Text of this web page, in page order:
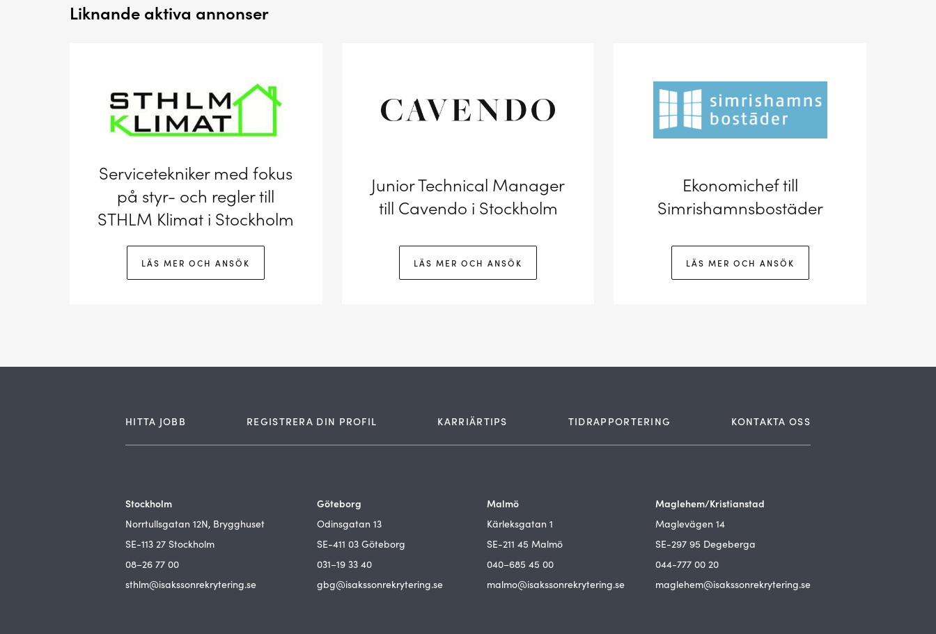
Liknande aktiva annonser
Servicetekniker med fokus
på styr- och regler till
STHLM Klimat i Stockholm
LÄS MER OCH ANSÖK
Junior Technical Manager
till Cavendo i Stockholm
LÄS MER OCH ANSÖK
Ekonomichef till
Simrishamnsbostäder
LÄS MER OCH ANSÖK
HITTA JOBB REGISTRERA DIN PROFIL KARRIÄRTIPS TIDRAPPORTERING KONTAKTA OSS
Stockholm
Norrtullsgatan 12N, Brygghuset
SE-113 27 Stockholm
08–26 77 00
sthlm@isakssonrekrytering.se
Göteborg
Odinsgatan 13
SE-411 03 Göteborg
031–19 33 40
gbg@isakssonrekrytering.se
Malmö
Kärleksgatan 1
SE-211 45 Malmö
040–685 45 00
malmo@isakssonrekrytering.se
Maglehem/Kristianstad
Maglevägen 14
SE-297 95 Degeberga
044-777 00 20
maglehem@isakssonrekrytering.se